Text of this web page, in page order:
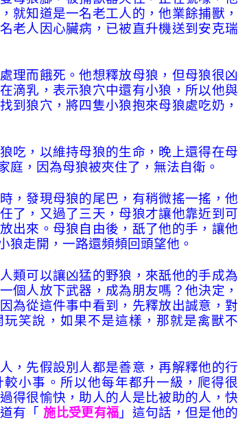
就知道是一名老工人的，他業餘捕獸，
老人因心臟病，已被直升機送到安克瑞
理而餓死。他想釋放母狼，但母狼很凶
滴乳，表示狼穴中還有小狼，所以他與
到狼穴，將四隻小狼抱來母狼處吃奶，
吃，以維持母狼的生命，晚上還得在母
庭，因為母狼被夾住了，無法自衛。
，發現母狼的尾巴，有稍微搖一搖，他
了，又過了三天，母狼才讓他靠近到可
出來。母狼自由後，舐了他的手，讓他
狼走開，一路還頻頻回頭望他。
類可以讓凶猛的野狼，來舐他的手成為
個人放下武器，成為朋友嗎？他決定，
為從這件事中看到，先釋放出誠意，對
笑說，如果不是這樣，那就是禽獸不
，先假設別人都是善意，再解釋他的行
小事。所以他每年都升一級，爬得很
得很愉快，助人的人是比被助的人，快
有「施比受更有福 」這句話，但是他的